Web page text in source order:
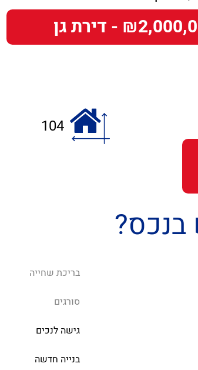
- דירת גן
104
בריכת שחייה
סורגים
גישה לנכים
בנייה חדשה